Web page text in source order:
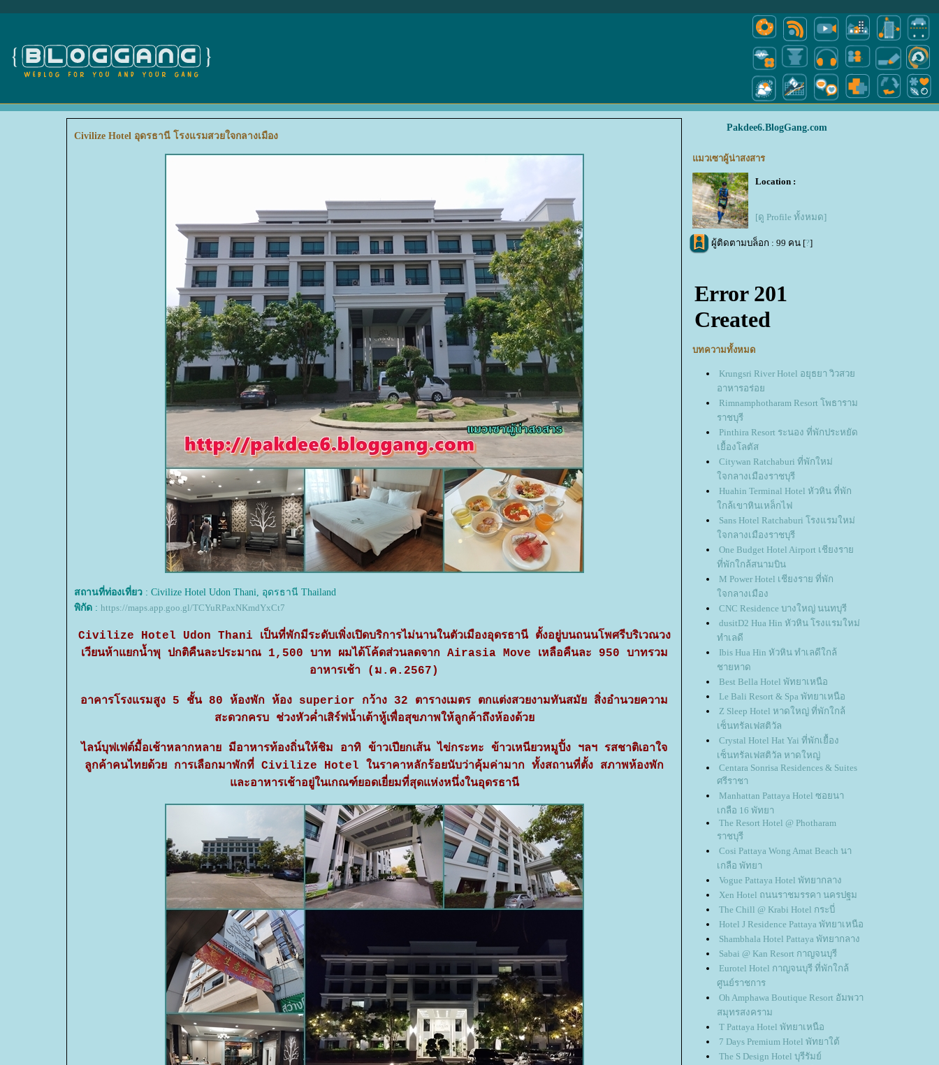
Civilize Hotel อุดรธานี โรงแรมสวยใจกลางเมือง
สถานที่ท่องเที่ยว : Civilize Hotel Udon Thani, อุดรธานี Thailand
พิกัด : https://maps.app.goo.gl/TCYuRPaxNKmdYxCt7
Civilize Hotel Udon Thani เป็นที่พักมีระดับเพิ่งเปิดบริการไม่นานในตัวเมืองอุดรธานี ตั้งอยู่บนถนนโพศรีบริเวณวง
เวียนห้าแยกน้ำพุ ปกติคืนละประมาณ 1,500 บาท ผมได้โค้ดส่วนลดจาก Airasia Move เหลือคืนละ 950 บาทรวม
อาหารเช้า (ม.ค.2567)
อาคารโรงแรมสูง 5 ชั้น 80 ห้องพัก ห้อง superior กว้าง 32 ตารางเมตร ตกแต่งสวยงามทันสมัย สิ่งอำนวยความ
สะดวกครบ ช่วงหัวค่ำเสิร์ฟน้ำเต้าหู้เพื่อสุขภาพให้ลูกค้าถึงห้องด้วย
ไลน์บุฟเฟต์มื้อเช้าหลากหลาย มีอาหารท้องถิ่นให้ชิม อาทิ ข้าวเปียกเส้น ไข่กระทะ ข้าวเหนียวหมูปิ้ง ฯลฯ รสชาติเอาใจ
ลูกค้าคนไทยด้วย การเลือกมาพักที่ Civilize Hotel ในราคาหลักร้อยนับว่าคุ้มค่ามาก ทั้งสถานที่ตั้ง สภาพห้องพัก
และอาหารเช้าอยู่ในเกณฑ์ยอดเยี่ยมที่สุดแห่งหนึ่งในอุดรธานี
Pakdee6.BlogGang.com
แมวเซาผู้น่าสงสาร
Location :
[ดู Profile ทั้งหมด]
ผู้ติดตามบล็อก : 99 คน [?]
บทความทั้งหมด
Krungsri River Hotel อยุธยา วิวสวย
อาหารอร่อย
Rimnamphotharam Resort โพธาราม
ราชบุรี
Pinthira Resort ระนอง ที่พักประหยัด
เยื้องโลตัส
Citywan Ratchaburi ที่พักใหม่
ใจกลางเมืองราชบุรี
Huahin Terminal Hotel หัวหิน ที่พัก
ใกล้เขาหินเหล็กไฟ
Sans Hotel Ratchaburi โรงแรมใหม่
ใจกลางเมืองราชบุรี
One Budget Hotel Airport เชียงราย
ที่พักใกล้สนามบิน
M Power Hotel เชียงราย ที่พัก
ใจกลางเมือง
CNC Residence บางใหญ่ นนทบุรี
dusitD2 Hua Hin หัวหิน โรงแรมใหม่
ทำเลดี
Ibis Hua Hin หัวหิน ทำเลดีใกล้
ชายหาด
Best Bella Hotel พัทยาเหนือ
Le Bali Resort & Spa พัทยาเหนือ
Z Sleep Hotel หาดใหญ่ ที่พักใกล้
เซ็นทรัลเฟสติวัล
Crystal Hotel Hat Yai ที่พักเยื้อง
เซ็นทรัลเฟสติวัล หาดใหญ่
Centara Sonrisa Residences & Suites
ศรีราชา
Manhattan Pattaya Hotel ซอยนา
เกลือ 16 พัทยา
The Resort Hotel @ Photharam
ราชบุรี
Cosi Pattaya Wong Amat Beach นา
เกลือ พัทยา
Vogue Pattaya Hotel พัทยากลาง
Xen Hotel ถนนราชมรรคา นครปฐม
The Chill @ Krabi Hotel กระบี่
Hotel J Residence Pattaya พัทยาเหนือ
Shambhala Hotel Pattaya พัทยากลาง
Sabai @ Kan Resort กาญจนบุรี
Eurotel Hotel กาญจนบุรี ที่พักใกล้
ศูนย์ราชการ
Oh Amphawa Boutique Resort อัมพวา
สมุทรสงคราม
T Pattaya Hotel พัทยาเหนือ
7 Days Premium Hotel พัทยาใต้
The S Design Hotel บุรีรัมย์